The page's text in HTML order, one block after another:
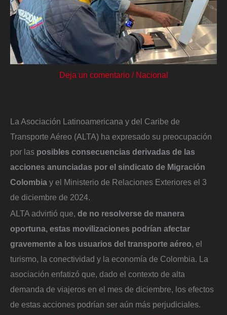
Deja un comentario / Nacional
La Asociación Latinoamericana y del Caribe de
Transporte Aéreo (ALTA) ha expresado su preocupación
por las posibles consecuencias derivadas de las
acciones anunciadas por el sindicato de Migración
Colombia y el Ministerio de Relaciones Exteriores el 3
de diciembre de 2024.
ALTA advirtió que, de no resolverse de manera
oportuna, estas movilizaciones podrían afectar
gravemente a los usuarios del transporte aéreo , el
turismo, la conectividad y la economía de Colombia. La
asociación enfatizó que, dado el contexto de alta
demanda de viajeros en el mes de diciembre, los efectos
de estas acciones podrían ser aún más perjudiciales.